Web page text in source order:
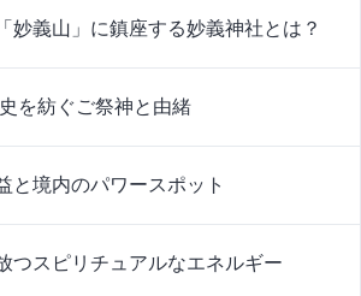
妙義山」に鎮座する妙義神社とは？
を紡ぐご祭神と由緒
と境内のパワースポット
つスピリチュアルなエネルギー